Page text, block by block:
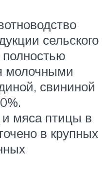
сельского
молочными
свининой
мяса птицы в
в крупных